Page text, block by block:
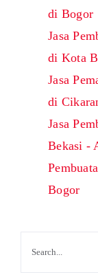
di Bogor
Jasa
di Kota
Jasa
di
Jasa
Bekasi -
Bogor